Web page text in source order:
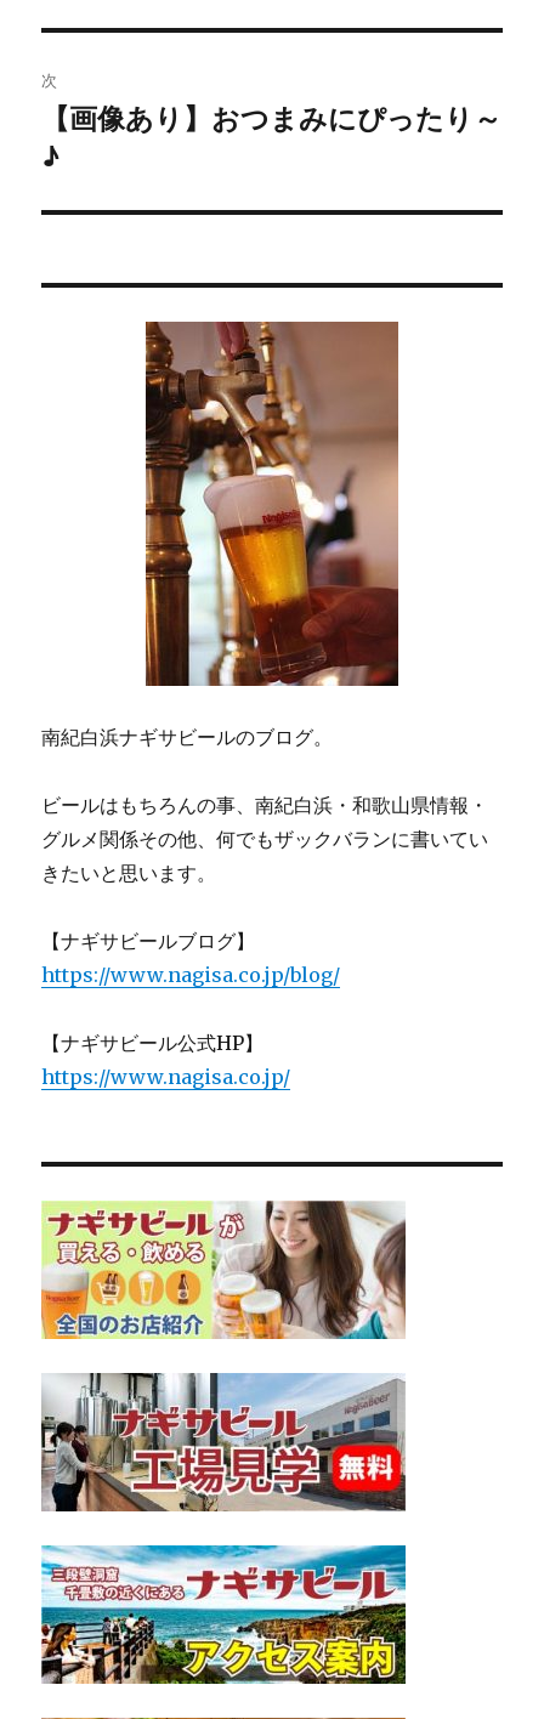
ビ
ゲ
ー
ン
投
稿:
次
の
稿:
【画像あり】おつまみにぴったり～
♪
南紀白浜ナギサビールのブログ。
ビールはもちろんの事、南紀白浜・和歌山県情報・
グルメ関係その他、何でもザックバランに書いてい
きたいと思います。
【ナギサビールブログ】
https://www.nagisa.co.jp/blog/
【ナギサビール公式HP】
https://www.nagisa.co.jp/